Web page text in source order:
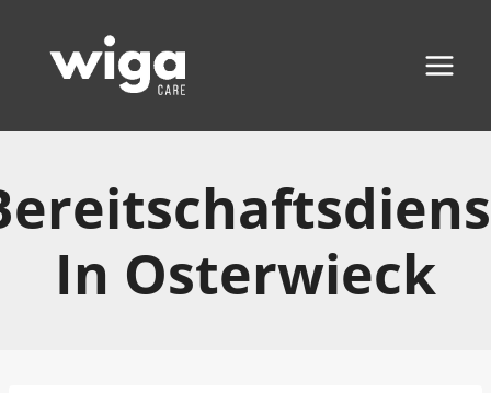
Inhalt
springen
In Osterwieck